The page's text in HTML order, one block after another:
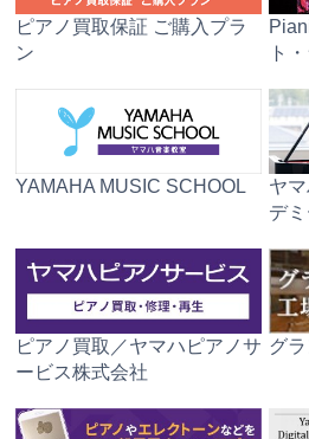
ピアノ買取保証 ご購入プラ
ン
ト
YAMAHA MUSIC SCHOOL
ヤ
デ
ピアノ買取／ヤマハピアノサ
ービス株式会社
グ